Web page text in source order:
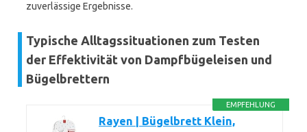
zuverlässige Ergebnisse.
Typische Alltagssituationen zum Testen
der Effektivität von Dampfbügeleisen und
Bügelbrettern
EMPFEHLUNG
Rayen | Bügelbrett Klein,